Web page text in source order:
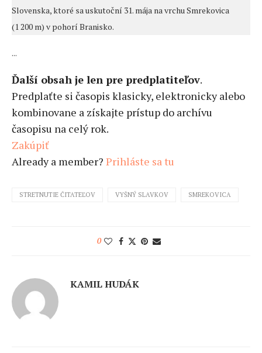
Slovenska, ktoré sa uskutoční 31. mája na vrchu Smrekovica
(1 200 m) v pohorí Branisko.
...
Ďalší obsah je len pre predplatiteľov.
Predplaťte si časopis klasicky, elektronicky alebo
kombinovane a získajte prístup do archívu
časopisu na celý rok.
Zakúpiť
Already a member? Prihláste sa tu
STRETNUTIE ČITATEĽOV VYŠNÝ SLAVKOV SMREKOVICA
0
KAMIL HUDÁK